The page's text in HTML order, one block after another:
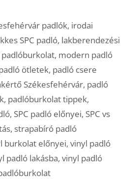
padlók, irodai
SPC padló, lakberendezési
padlóburkolat, modern padló
ötletek, padló csere
Székesfehérvár, padló
, padlóburkolat tippek,
, SPC padló előnyei, SPC vs
, strapabíró padló
burkolat előnyei, vinyl padló
padló lakásba, vinyl padló